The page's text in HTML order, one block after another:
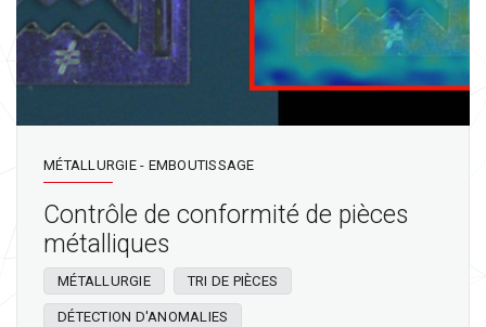
MÉTALLURGIE - EMBOUTISSAGE
Contrôle de conformité de pièces
métalliques
MÉTALLURGIE TRI DE PIÈCES
DÉTECTION D'ANOMALIES